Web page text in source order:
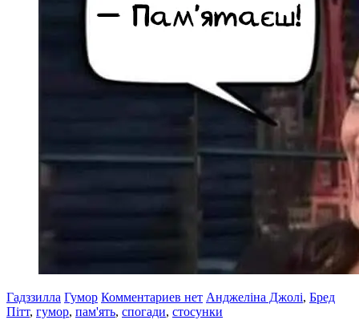
Гадззилла Гумор Комментариев нет Анджеліна Джолі, Бред
Пітт, гумор, пам'ять, спогади, стосунки